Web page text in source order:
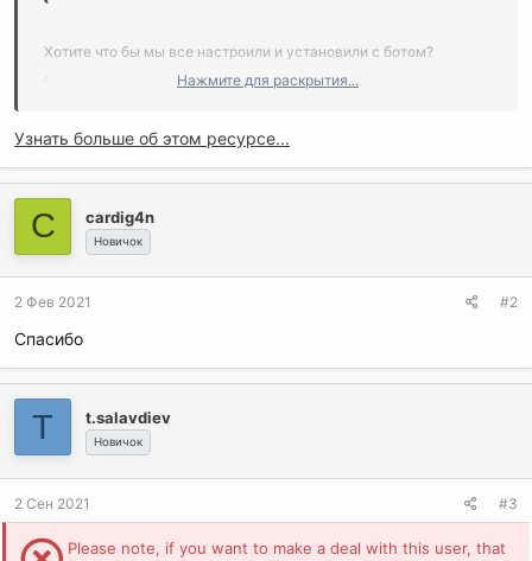
Хотите что бы мы все настроили и установили с ботом?
У вас нет разрешения на просмотр ссылки,
Нажмите для раскрытия...
Узнать больше об этом ресурсе...
C cardig4n
Новичок
2 Фев 2021 #2
Спасибо
T t.salavdiev
Новичок
2 Сен 2021 #3
Please note, if you want to make a deal with this user, that